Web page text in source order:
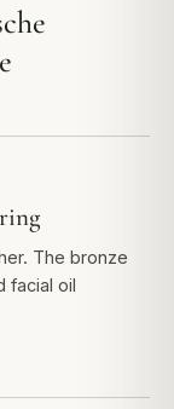
The bronze
facial oil